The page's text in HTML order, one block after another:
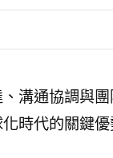
溝通協調與
時代的關鍵優